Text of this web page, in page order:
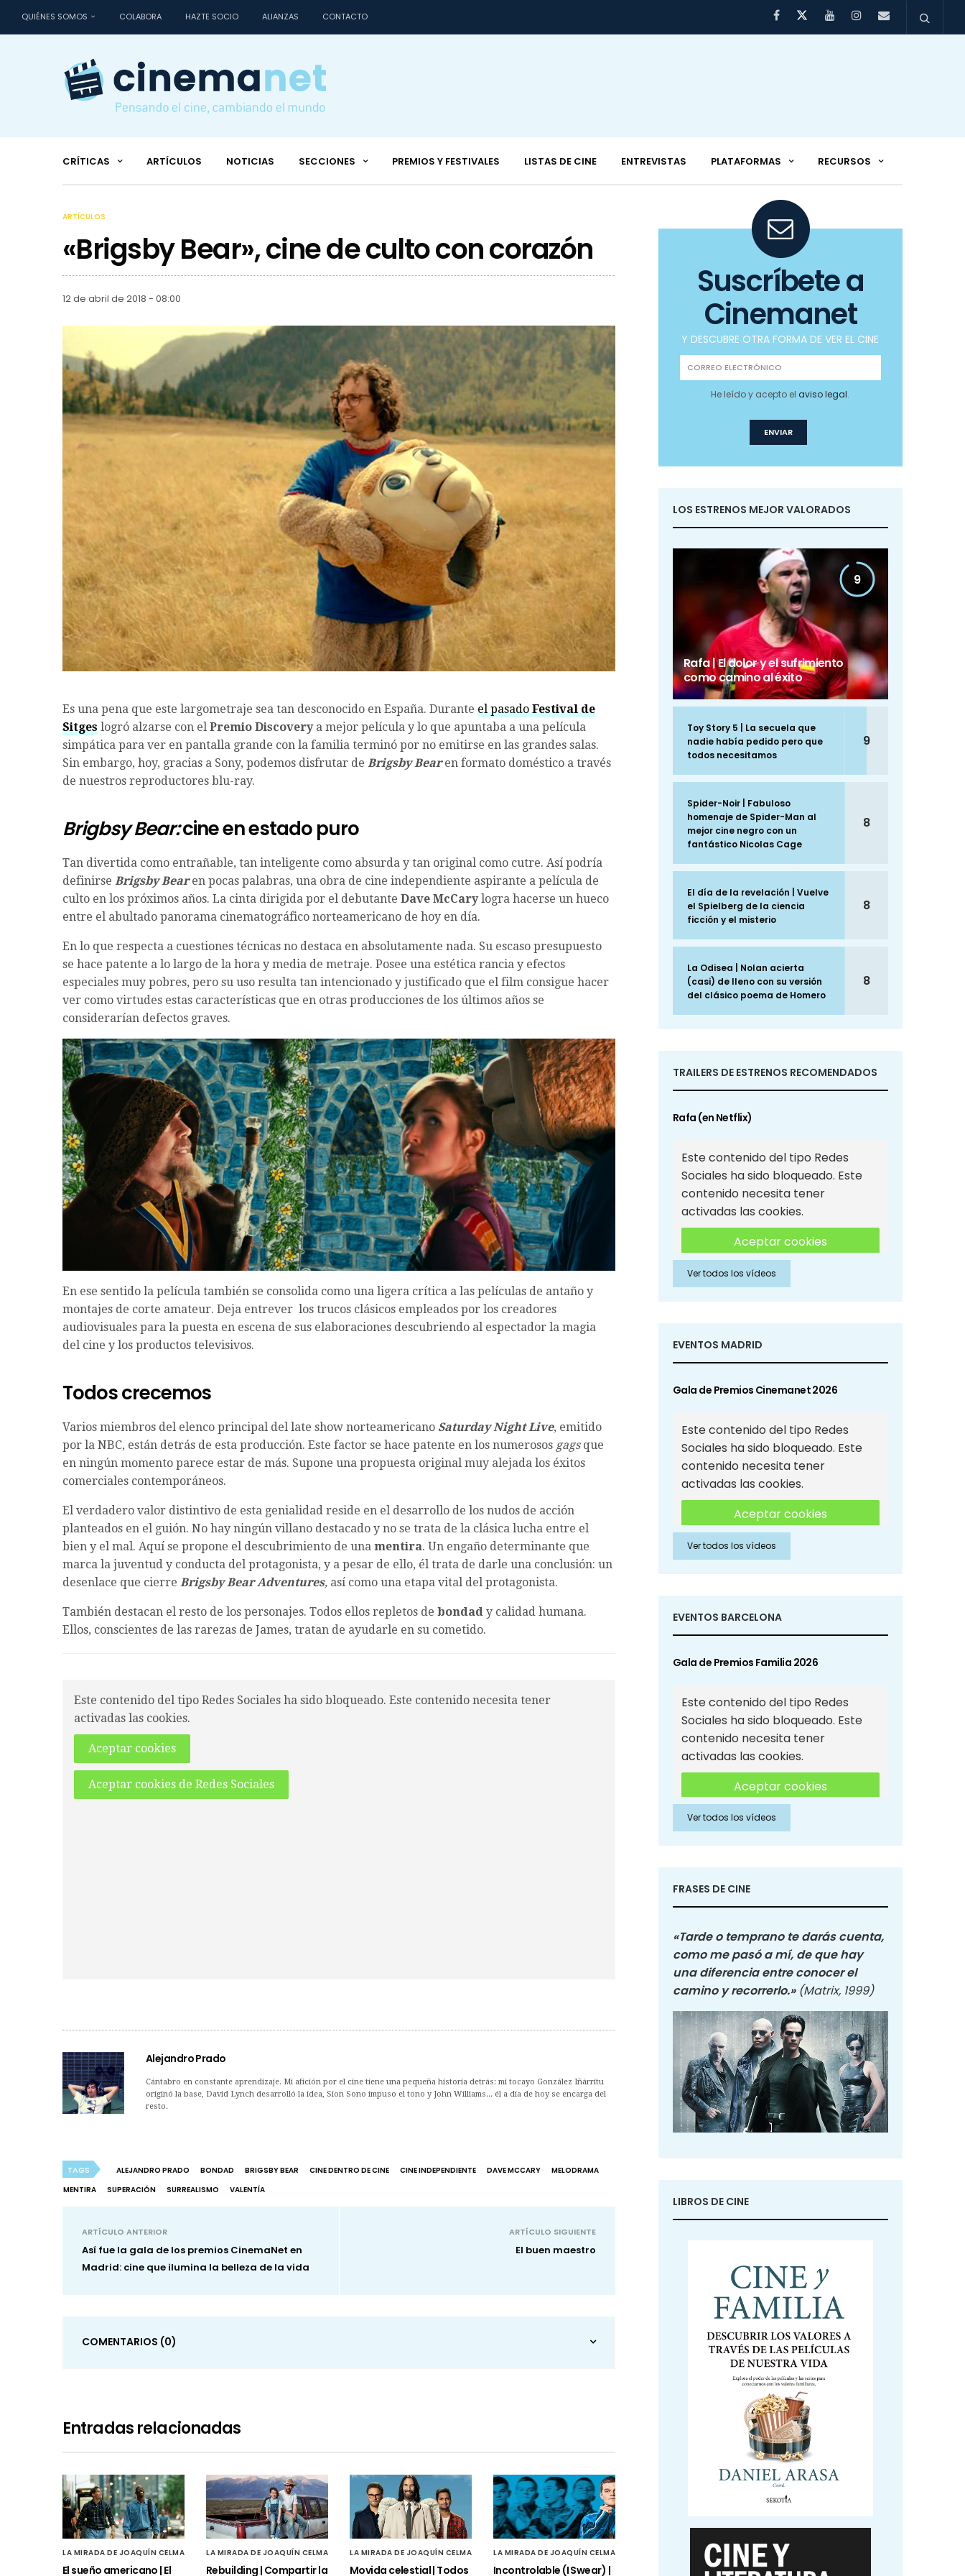
QUIÉNES SOMOS COLABORA HAZTE SOCIO ALIANZAS CONTACTO
CRÍTICAS ARTÍCULOS NOTICIAS SECCIONES PREMIOS Y FESTIVALES LISTAS DE CINE ENTREVISTAS PLATAFORMAS RECURSOS
ARTÍCULOS
«Brigsby Bear», cine de culto con corazón
12 de abril de 2018 - 08:00
Es una pena que este largometraje sea tan desconocido en España. Durante el pasadoFestival de
Sitges logró alzarse con el Premio Discovery a mejor película y lo que apuntaba a una película
simpática para ver en pantalla grande con la familia terminó por no emitirse en las grandes salas.
Sin embargo, hoy, gracias a Sony, podemos disfrutar de Brigsby Bearen formato doméstico a través
de nuestros reproductores blu-ray.
Brigbsy Bear:cine en estado puro
Tan divertida como entrañable, tan inteligente como absurda y tan original como cutre. Así podría
definirse Brigsby Bearen pocas palabras, una obra de cine independiente aspirante a película de
culto en los próximos años. La cinta dirigida por el debutante Dave McCarylogra hacerse un hueco
entre el abultado panorama cinematográfico norteamericano de hoy en día.
En lo que respecta a cuestiones técnicas no destaca en absolutamente nada. Su escaso presupuesto
se hace patente a lo largo de la hora y media de metraje. Posee una estética rancia y efectos
especiales muy pobres, pero su uso resulta tan intencionado y justificado que el film consigue hacer
ver como virtudes estas características que en otras producciones de los últimos años se
considerarían defectos graves.
En ese sentido la película también se consolida como una ligera crítica a las películas de antaño y
montajes de corte amateur. Deja entrever los trucos clásicos empleados por los creadores
audiovisuales para la puesta en escena de sus elaboraciones descubriendo al espectador la magia
del cine y los productos televisivos.
Todos crecemos
Varios miembros del elenco principal del late show norteamericano Saturday Night Live, emitido
por la NBC, están detrás de esta producción. Este factor se hace patente en los numerosos gagsque
en ningún momento parece estar de más. Supone una propuesta original muy alejada los éxitos
comerciales contemporáneos.
El verdadero valor distintivo de esta genialidad reside en el desarrollo de los nudos de acción
planteados en el guión. No hay ningún villano destacado y no se trata de la clásica lucha entre el
bien y el mal. Aquí se propone el descubrimiento de una mentira. Un engaño determinante que
marca la juventud y conducta del protagonista, y a pesar de ello, él trata de darle una conclusión: un
desenlace que cierre Brigsby Bear Adventures, así como una etapa vital del protagonista.
También destacan el resto de los personajes. Todos ellos repletos de bondad y calidad humana.
Ellos, conscientes de las rarezas de James, tratan de ayudarle en su cometido.
Este contenido del tipo Redes Sociales ha sido bloqueado. Este contenido necesita tener
activadas las cookies.
Aceptar cookies
Aceptar cookies de Redes Sociales
Alejandro Prado
Cántabro en constante aprendizaje. Mi afición por el cine tiene una pequeña historia detrás: mi tocayo González Iñárritu
originó la base, David Lynch desarrolló la idea, Sion Sono impuso el tono y John Williams... él a día de hoy se encarga del
resto.
TAGS ALEJANDRO PRADO BONDAD BRIGSBY BEAR CINE DENTRO DE CINE CINE INDEPENDIENTE DAVE MCCARY
MELODRAMA
MENTIRA
SUPERACIÓN SURREALISMO VALENTÍA
ARTÍCULO ANTERIOR
Así fue la gala de los premios CinemaNet en
Madrid: cine que ilumina la belleza de la vida
ARTÍCULO SIGUIENTE
El buen maestro
COMENTARIOS (0)
Entradas relacionadas
LA MIRADA DE JOAQUÍN CELMA
El sueño americano | El
LA MIRADA DE JOAQUÍN CELMA
Rebuilding | Compartir la
LA MIRADA DE JOAQUÍN CELMA
Movida celestial | Todos
LA MIRADA DE JOAQUÍN CELMA
Incontrolable (I Swear) |
Suscríbete a
Cinemanet
Y DESCUBRE OTRA FORMA DE VER EL CINE
He leído y acepto elaviso legal.
LOS ESTRENOS MEJOR VALORADOS
9
Rafa | El dolor y el sufrimiento
como camino al éxito
Toy Story 5 | La secuela que
nadie había pedido pero que
todos necesitamos
9
Spider-Noir | Fabuloso
homenaje de Spider-Man al
mejor cine negro con un
fantástico Nicolas Cage
8
El día de la revelación | Vuelve
el Spielberg de la ciencia
ficción y el misterio
8
La Odisea | Nolan acierta
(casi) de lleno con su versión
del clásico poema de Homero
8
TRAILERS DE ESTRENOS RECOMENDADOS
Rafa (en Netflix)
Este contenido del tipo Redes
Sociales ha sido bloqueado. Este
contenido necesita tener
activadas las cookies.
Aceptar cookies
Aceptar cookies de Redes
Sociales
Ver todos los vídeos
EVENTOS MADRID
Gala de Premios Cinemanet 2026
Este contenido del tipo Redes
Sociales ha sido bloqueado. Este
contenido necesita tener
activadas las cookies.
Aceptar cookies
Aceptar cookies de Redes
Sociales
Ver todos los vídeos
EVENTOS BARCELONA
Gala de Premios Familia 2026
Este contenido del tipo Redes
Sociales ha sido bloqueado. Este
contenido necesita tener
activadas las cookies.
Aceptar cookies
Aceptar cookies de Redes
Sociales
Ver todos los vídeos
FRASES DE CINE
«Tarde o temprano te darás cuenta,
como me pasó a mí, de que hay
una diferencia entre conocer el
camino y recorrerlo.» (Matrix, 1999)
LIBROS DE CINE